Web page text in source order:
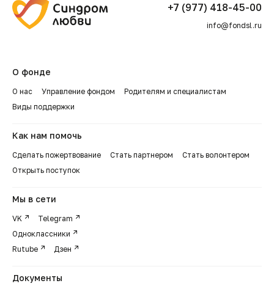
+7 (977) 418-45-00
info@fondsl.ru
О фонде
О нас Управление фондом
Родителям и специалистам
Виды поддержки
Как нам помочь
Сделать пожертвование Стать партнером
Стать волонтером
Открыть поступок
Мы в сети
VK
Telegram
Одноклассники
Rutube
Дзен
Документы